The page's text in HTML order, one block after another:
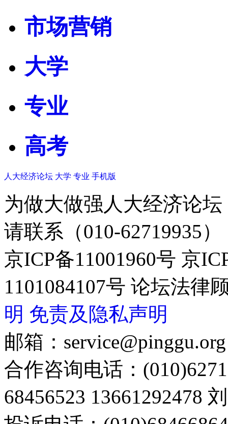
市场营销
大学
专业
高考
人大经济论坛 大学 专业 手机版
为做大做强人大经济论
请联系（010-62719935）
京ICP备11001960号 京
1101084107号 论坛法律
明 免责及隐私声明
邮箱：service@pinggu.org
合作咨询电话：
68456523 13661292478